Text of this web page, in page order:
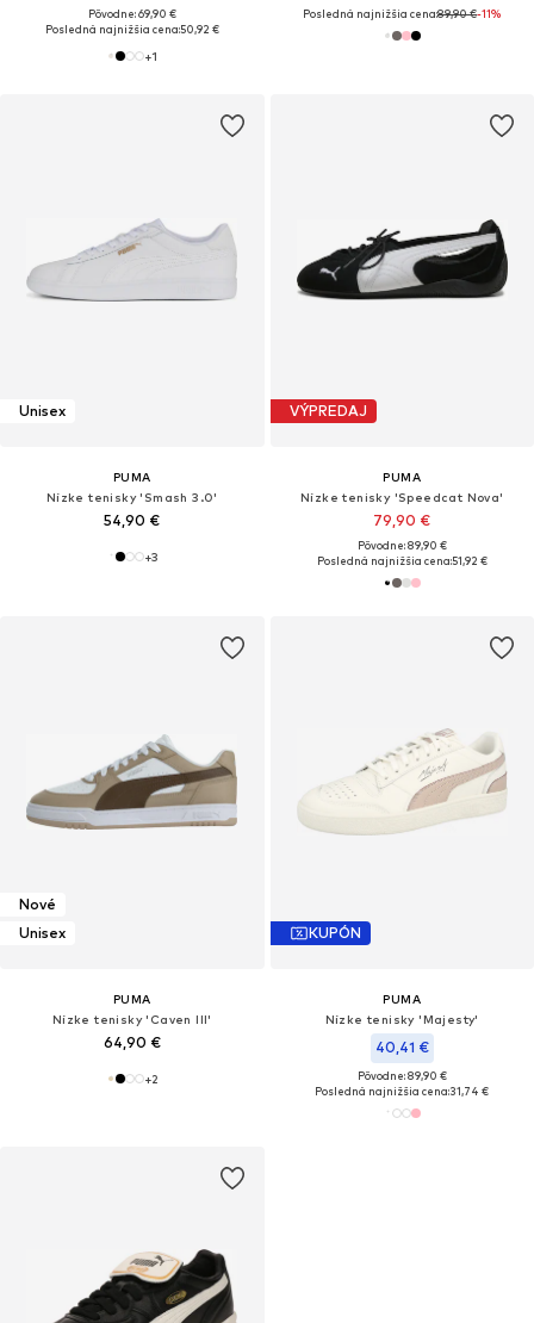
Pôvodne: 69,90 €
Posledná najnižšia cena:50,92 €
+1
Posledná najnižšia cena:89,90 €-11%
Unisex
PUMA
Nízke tenisky 'Smash 3.0'
54,90 €
+3
VÝPREDAJ
PUMA
Nízke tenisky 'Speedcat Nova'
79,90 €
Pôvodne: 89,90 €
Posledná najnižšia cena:51,92 €
Nové
Unisex
PUMA
Nízke tenisky 'Caven III'
64,90 €
+2
KUPÓN
PUMA
Nízke tenisky 'Majesty'
40,41 €
Pôvodne: 89,90 €
Posledná najnižšia cena:31,74 €